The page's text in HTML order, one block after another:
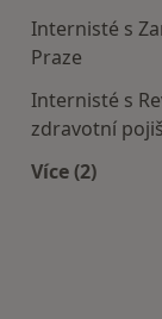
Internisté s
Praze
Internisté s
zdravotní
Více (2)